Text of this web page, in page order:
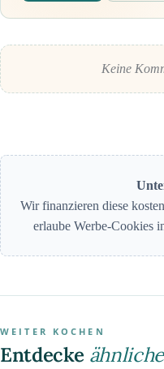
Keine
Wir finanzieren diese
erlaube Werbe-Cookies
WEITER KOCHEN
Entdecke ähnliche